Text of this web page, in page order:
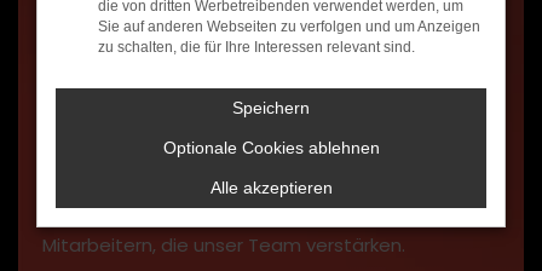
hohes Maß an Qualität, fachlicher Kompetenz und
Zuverlässigkeit.
Um unseren Wachstum zu fördern, sind wir stets
und qualifizierten Mitarbeiterinnen und
Mitarbeitern, die unser Team verstärken.
die von dritten Werbetreibenden verwendet werden, um
Sie auf anderen Webseiten zu verfolgen und um Anzeigen
zu schalten, die für Ihre Interessen relevant sind.
Speichern
Optionale Cookies ablehnen
Alle akzeptieren